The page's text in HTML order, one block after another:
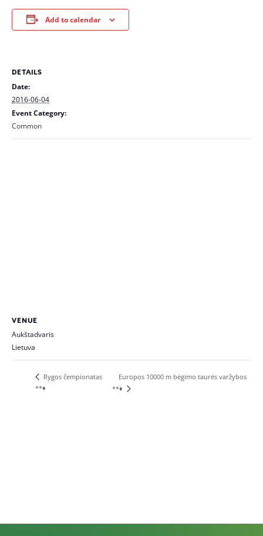
Add to calendar
DETAILS
Date:
2016-06-04
Event Category:
Common
VENUE
Aukštadvaris
Lietuva
Rygos čempionatas
**♦
Europos 10000 m bėgimo taurės varžybos
**♦